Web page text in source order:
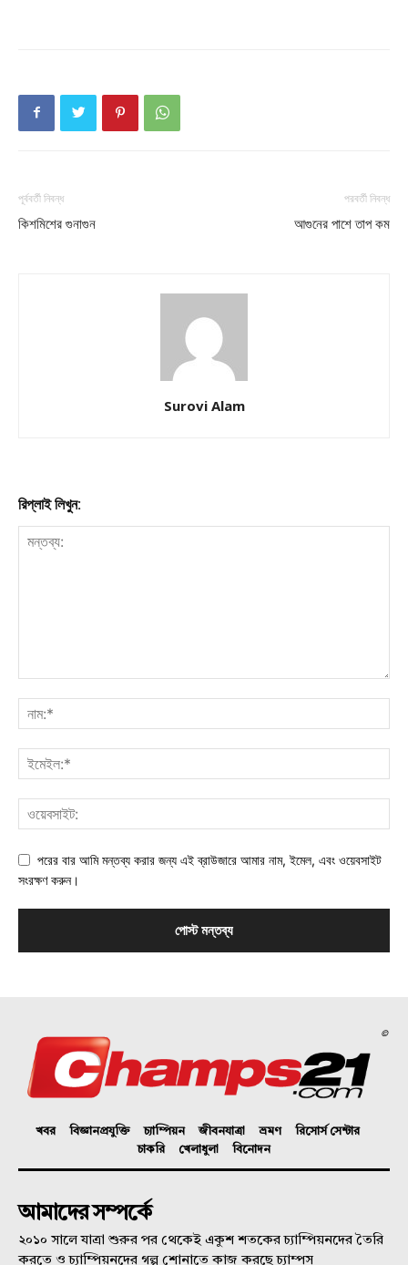
Company
পূর্ববর্তী নিবন্ধ
কিশমিশের গুনাগুন
পরবর্তী নিবন্ধ
আগুনের পাশে তাপ কম
Surovi Alam
রিপ্লাই লিখুন:
পরের বার আমি মন্তব্য করার জন্য এই ব্রাউজারে আমার নাম, ইমেল, এবং ওয়েবসাইট
সংরক্ষণ করুন।
©
খবর বিজ্ঞানপ্রযুক্তি চ্যাম্পিয়ন জীবনযাত্রা ভ্রমণ
রিসোর্স সেন্টার
চাকরি
খেলাধুলা বিনোদন
আমাদের সম্পর্কে
২০১০ সালে যাত্রা শুরুর পর থেকেই একুশ শতকের চ্যাম্পিয়নদের তৈরি
করতে ও চ্যাম্পিয়নদের গল্প শোনাতে কাজ করছে চ্যাম্পস